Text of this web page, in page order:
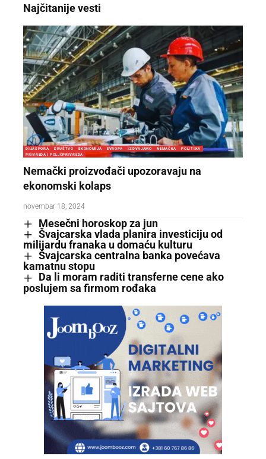
Najčitanije vesti
DIJASPORA DRUŠTVO EKONOMIJA EVROPA IZDVAJAMO NEMAČKA
POLITIKA
PRIVREDA I POLJOPRIVREDA
Nemački proizvođači upozoravaju na
ekonomski kolaps
novembar 18, 2024
Mesečni horoskop za jun
Švajcarska vlada planira investiciju od
milijardu franaka u domaću kulturu
Švajcarska centralna banka povećava
kamatnu stopu
Da li moram raditi transferne cene ako
poslujem sa firmom rođaka